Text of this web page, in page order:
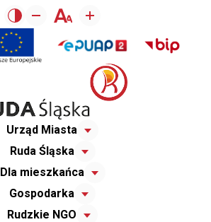
Urząd Miasta
Ruda Śląska
Dla mieszkańca
Gospodarka
Rudzkie NGO